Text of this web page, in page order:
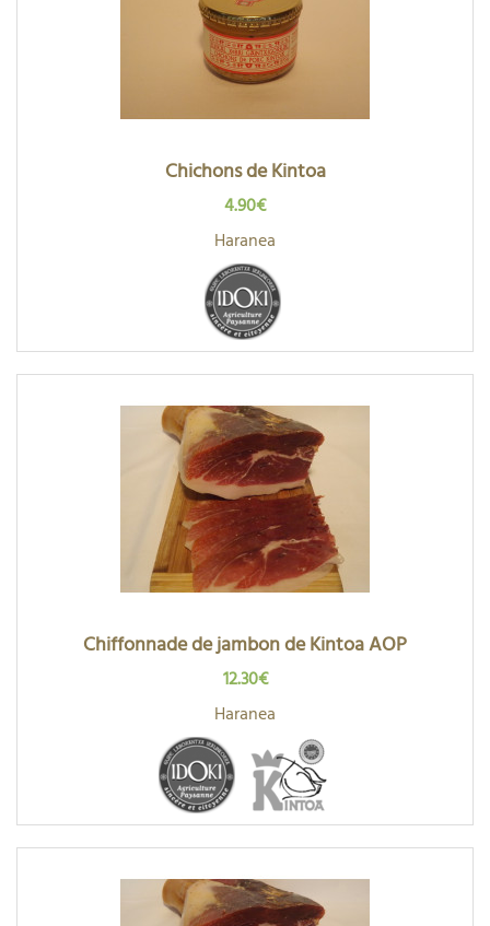
Chichons de Kintoa
4.90€
Haranea
Chiffonnade de jambon de Kintoa AOP
12.30€
Haranea